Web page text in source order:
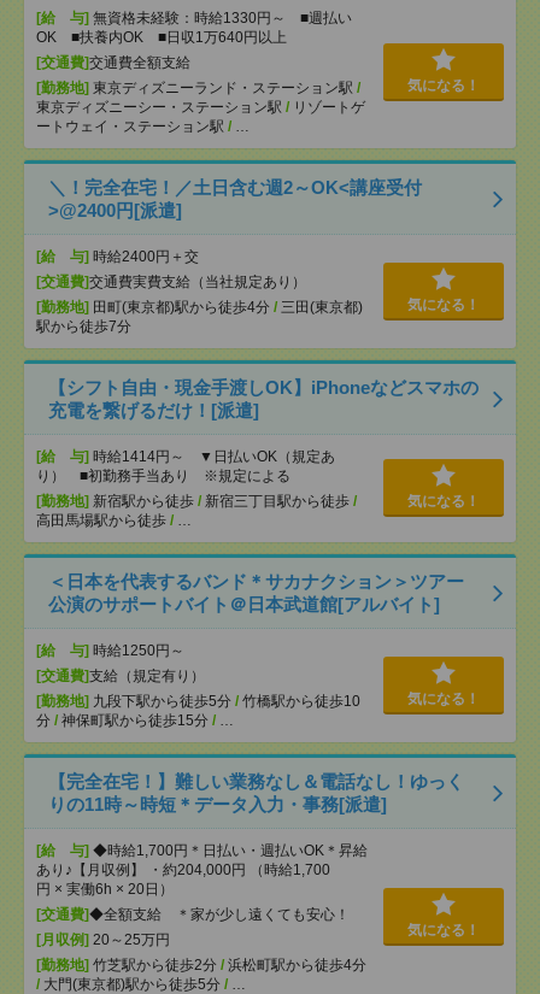
[給 与] 無資格未経験：時給1330円～ ■週払い
OK ■扶養内OK ■日収1万640円以上
[交通費]交通費全額支給
[勤務地] 東京ディズニーランド・ステーション駅 /
東京ディズニーシー・ステーション駅 / リゾートゲ
ートウェイ・ステーション駅 / …
気になる！
＼！完全在宅！／土日含む週2～OK<講座受付
>@2400円[派遣]
[給 与] 時給2400円＋交
[交通費]交通費実費支給（当社規定あり）
[勤務地] 田町(東京都)駅から徒歩4分 / 三田(東京都)
駅から徒歩7分
気になる！
【シフト自由・現金手渡しOK】iPhoneなどスマホの
充電を繋げるだけ！[派遣]
[給 与] 時給1414円～ ▼日払いOK（規定あ
り） ■初勤務手当あり ※規定による
[勤務地] 新宿駅から徒歩 / 新宿三丁目駅から徒歩 /
高田馬場駅から徒歩 / …
気になる！
＜日本を代表するバンド＊サカナクション＞ツアー
公演のサポートバイト＠日本武道館[アルバイト]
[給 与] 時給1250円～
[交通費]支給（規定有り）
[勤務地] 九段下駅から徒歩5分 / 竹橋駅から徒歩10
分 / 神保町駅から徒歩15分 / …
気になる！
【完全在宅！】難しい業務なし＆電話なし！ゆっく
りの11時～時短＊データ入力・事務[派遣]
[給 与] ◆時給1,700円＊日払い・週払いOK＊昇給
あり♪【月収例】 ・約204,000円 （時給1,700
円 × 実働6h × 20日）
[交通費]◆全額支給 ＊家が少し遠くても安心！
[月収例] 20～25万円
[勤務地] 竹芝駅から徒歩2分 / 浜松町駅から徒歩4分
/ 大門(東京都)駅から徒歩5分 / …
気になる！